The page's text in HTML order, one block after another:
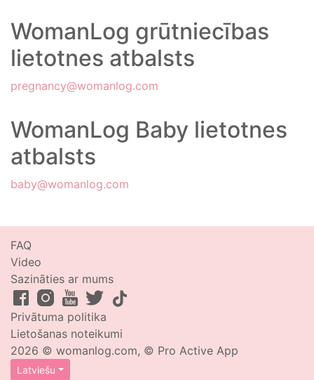
WomanLog grūtniecības
lietotnes atbalsts
pregnancy@womanlog.com
WomanLog Baby lietotnes
atbalsts
baby@womanlog.com
Privātuma politika
Lietošanas noteikumi
2026 © womanlog.com, © Pro Active App
Latviešu
FAQ
Video
Sazināties ar mums